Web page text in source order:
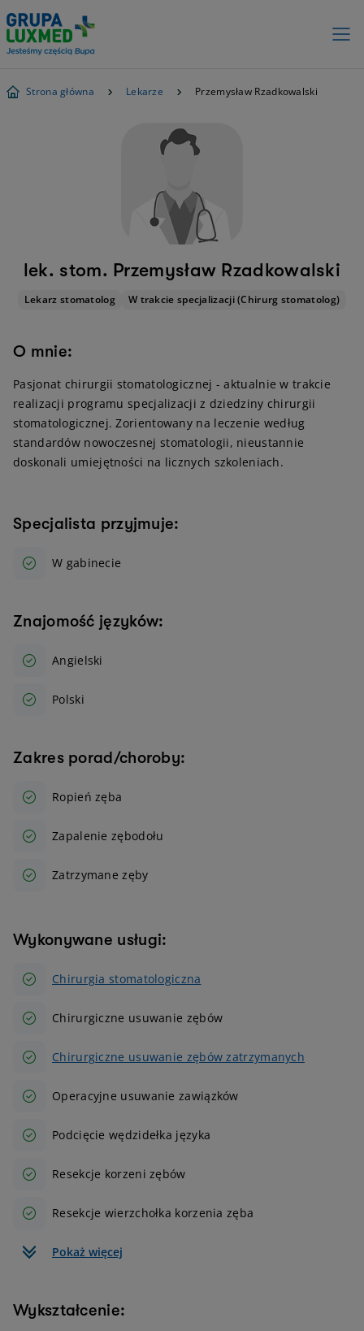
Strona główna Lekarze Przemysław Rzadkowalski
lek. stom. Przemysław Rzadkowalski
Lekarz stomatolog W trakcie specjalizacji (Chirurg stomatolog)
O mnie:
Pasjonat chirurgii stomatologicznej - aktualnie w trakcie
realizacji programu specjalizacji z dziedziny chirurgii
stomatologicznej. Zorientowany na leczenie według
standardów nowoczesnej stomatologii, nieustannie
doskonali umiejętności na licznych szkoleniach.
Specjalista przyjmuje:
W gabinecie
Znajomość języków:
Angielski
Polski
Zakres porad/choroby:
Ropień zęba
Zapalenie zębodołu
Zatrzymane zęby
Wykonywane usługi:
Chirurgia stomatologiczna
Chirurgiczne usuwanie zębów
Chirurgiczne usuwanie zębów zatrzymanych
Operacyjne usuwanie zawiązków
Podcięcie wędzidełka języka
Resekcje korzeni zębów
Resekcje wierzchołka korzenia zęba
Pokaż więcej
Wykształcenie: